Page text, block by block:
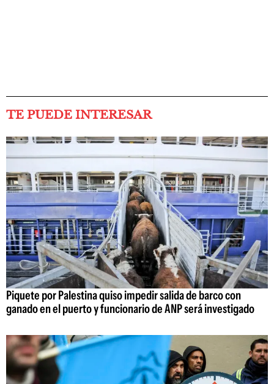
TE PUEDE INTERESAR
Piquete por Palestina quiso impedir salida de barco con
ganado en el puerto y funcionario de ANP será investigado